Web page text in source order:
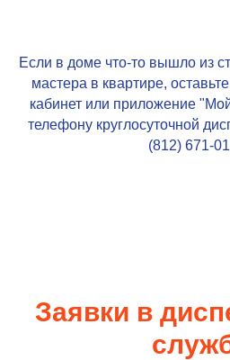
Если в доме что-то вышло из
мастера в квартире,
кабинет или приложение
телефону круглосуточной
(812) 671-
Заявки в